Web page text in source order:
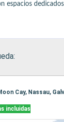
Cozumel, Gran
agradable,
Cay, Nassau,
incluidas